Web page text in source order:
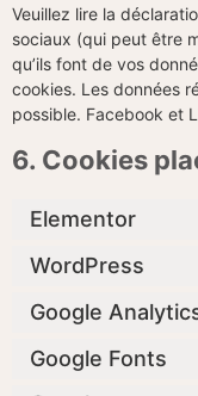
Veuillez lire la
sociaux (qui peut être
qu’ils font de vos
cookies. Les données
possible. Facebook et
6. Cookies
Elementor
WordPress
Google
Google Fonts